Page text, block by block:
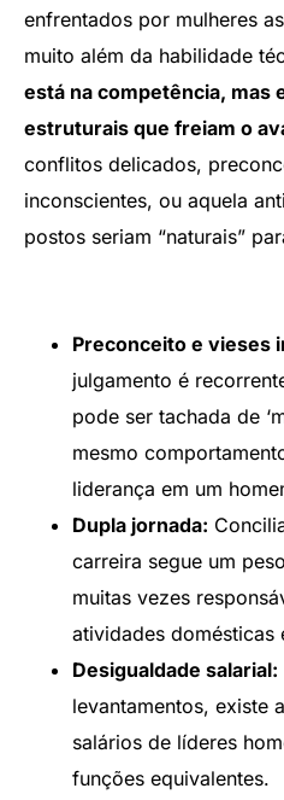
enfrentados por mulheres
muito além da habilidade
está na competência, mas
estruturais que freiam o
conflitos delicados,
inconscientes, ou aquela
postos seriam “naturais”
Preconceito e vieses
julgamento é
pode ser tachada de
mesmo
liderança em um
Dupla jornada:
carreira segue um
muitas vezes
atividades domésticas
Desigualdade salarial:
levantamentos, existe
salários de líderes
funções equivalentes.